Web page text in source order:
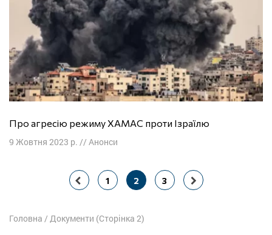
Про агресію режиму ХАМАС проти Ізраїлю
9 Жовтня 2023 р. // Анонси
Навігація
1 2 3
Головна / Документи (Сторінка 2)